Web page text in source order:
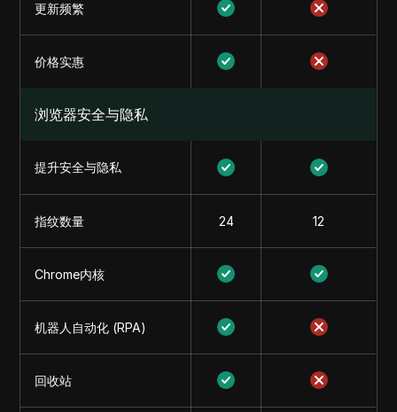
更新频繁
价格实惠
浏览器安全与隐私
提升安全与隐私
指纹数量 24 12
Chrome内核
机器人自动化 (RPA)
回收站